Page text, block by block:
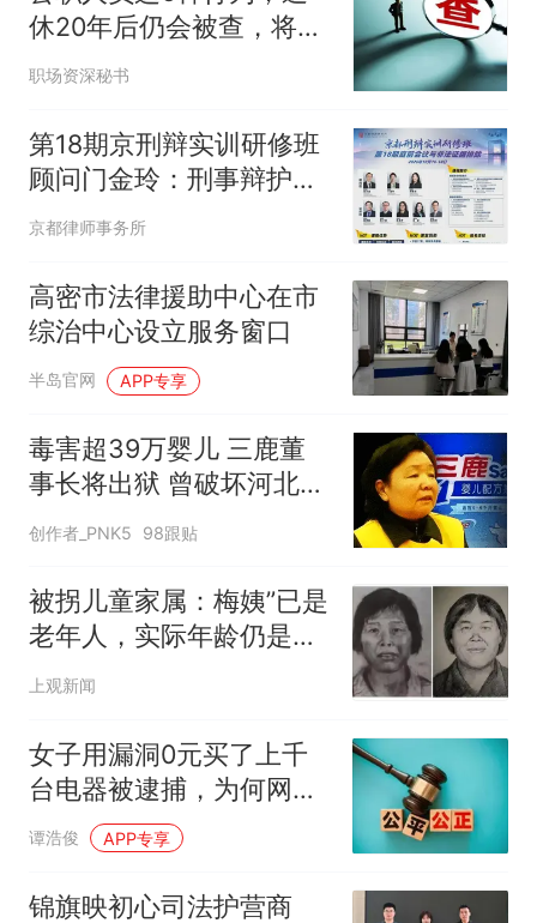
休20年后仍会被查，将终
身追责！
职场资深秘书
第18期京刑辩实训研修班
顾问门金玲：刑事辩护核
心进阶
京都律师事务所
高密市法律援助中心在市
综治中心设立服务窗口
半岛官网 APP专享
毒害超39万婴儿 三鹿董
事长将出狱 曾破坏河北无
数家庭
创作者_PNK5 98跟贴
被拐儿童家属：梅姨”已是
老年人，实际年龄仍是
谜，若满75周岁或不适用
上观新闻
女子用漏洞0元买了上千
台电器被逮捕，为何网友
反应不一？
谭浩俊 APP专享
锦旗映初心司法护营商